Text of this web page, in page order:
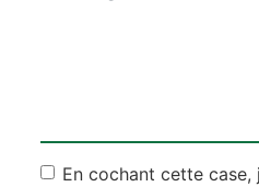
En cochant cette case,